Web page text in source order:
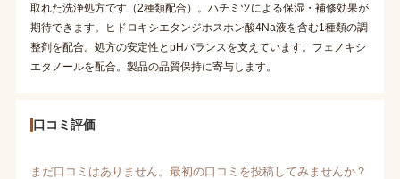
取れた洗浄処方です（2種類配合）。ハチミツによる保湿・補修効果が
期待できます。ヒドロキシエタンジホスホン酸4Na液を含む1種類の調
整剤を配合。処方の安定性とpHバランスを支えています。フェノキシ
エタノールを配合。製品の品質保持に寄与します。
口コミ評価
まだ口コミはありません。最初の口コミを投稿してみませんか？